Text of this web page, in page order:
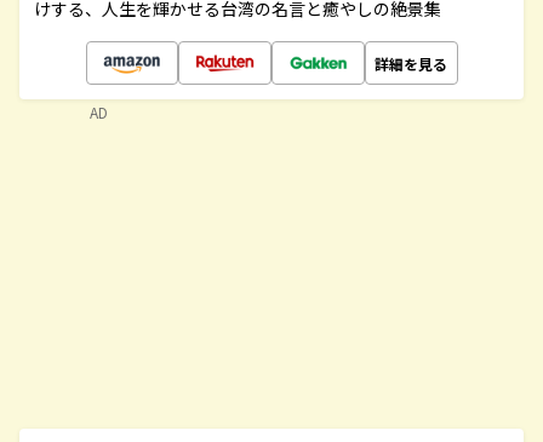
けする、人生を輝かせる台湾の名言と癒やしの絶景集
詳細を見る
AD